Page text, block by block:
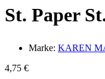
St. Paper
Marke: KAREN
4,75 €